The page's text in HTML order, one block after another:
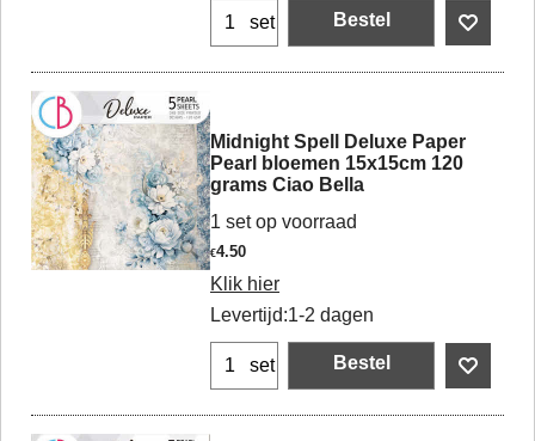
set Bestel
Midnight Spell Deluxe Paper
Pearl bloemen 15x15cm 120
grams Ciao Bella
1 set op voorraad
€4.50
Klik hier
Levertijd:1-2 dagen
set Bestel